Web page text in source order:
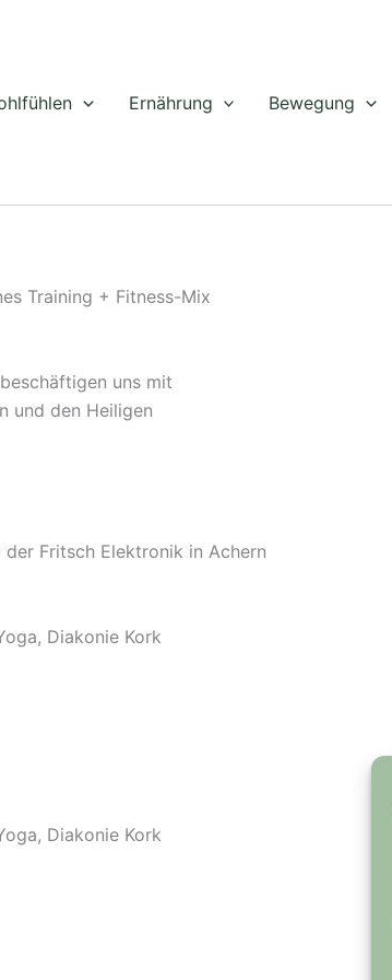
Ernährung Bewegung
Training + Fitness-Mix
uns mit
und den Heiligen
der Fritsch Elektronik in Achern
Diakonie Kork
Diakonie Kork